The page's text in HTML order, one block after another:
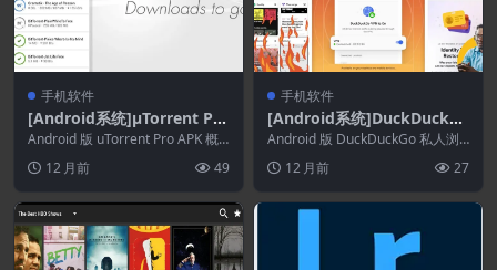
手机软件
[Android系统]µTorrent Pro
-Torrent App 8.2.50 beta
Android 版 uTorrent Pro APK 概
12 月前 49
手机软件
[Android系统]DuckDuckG
o Private Browser 5.245.0
Android 版 DuckDuckGo 私人浏
12 月前 27